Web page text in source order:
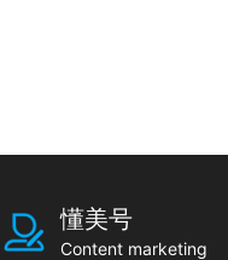
懂美号
Content marketing